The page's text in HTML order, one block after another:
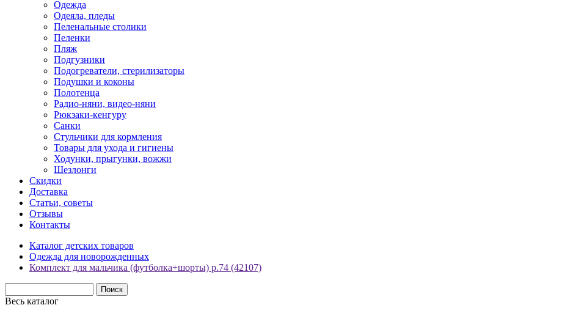
Одежда
Одеяла, пледы
Пеленальные столики
Пеленки
Пляж
Подгузники
Подогреватели, стерилизаторы
Подушки и коконы
Полотенца
Радио-няни, видео-няни
Рюкзаки-кенгуру
Санки
Стульчики для кормления
Товары для ухода и гигиены
Ходунки, прыгунки, вожжи
Шезлонги
Скидки
Доставка
Статьи, советы
Отзывы
Контакты
Каталог детских товаров
Одежда для новорожденных
Комплект для мальчика (футболка+шорты) р.74 (42107)
Весь каталог